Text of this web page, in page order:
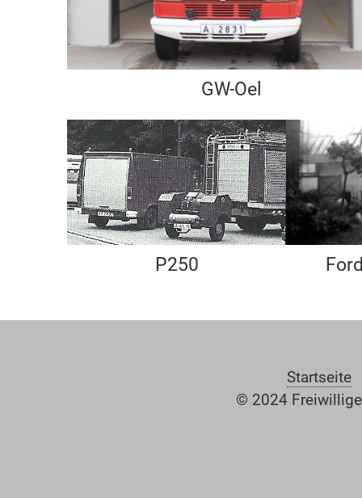
GW-Oel
P250
Startseite
© 2024 Freiwillige